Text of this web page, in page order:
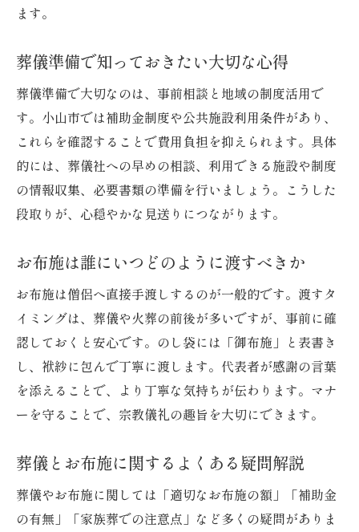
申請時に注意したい期限と条件の確認
お布施も含めた補助対象費用の範囲とは
葬儀と補助金で安心を得るためのポイント
お坊さんへのお布施で気をつけたいポイント
お坊さんへのお布施金額の決め方と相場
お布施の包み方や表書きマナーを解説
葬儀時におけるお坊さんとのやりとり注意
感謝を伝えるお布施の心構えと実践法
戒名料など追加費用との違いを理解する
トラブルを防ぐための事前確認ポイント
小山市で安心の葬儀準備と費用管理のコツ
葬儀費用の全体像とお布施予算の立て方
費用管理のための見積もりチェック方法
無理なく準備するための情報収集術
お布施費用も含む家計管理のポイント
予期せぬ出費を防ぐための事前対策
ます。
葬儀準備で知っておきたい大切な心得
葬儀準備で大切なのは、事前相談と地域の制度活用で
す。小山市では補助金制度や公共施設利用条件があり、
これらを確認することで費用負担を抑えられます。具体
的には、葬儀社への早めの相談、利用できる施設や制度
の情報収集、必要書類の準備を行いましょう。こうした
段取りが、心穏やかな見送りにつながります。
お布施は誰にいつどのように渡すべきか
お布施は僧侶へ直接手渡しするのが一般的です。渡すタ
イミングは、葬儀や火葬の前後が多いですが、事前に確
認しておくと安心です。のし袋には「御布施」と表書き
し、袱紗に包んで丁寧に渡します。代表者が感謝の言葉
を添えることで、より丁寧な気持ちが伝わります。マナ
ーを守ることで、宗教儀礼の趣旨を大切にできます。
葬儀とお布施に関するよくある疑問解説
葬儀やお布施に関しては「適切なお布施の額」「補助金
の有無」「家族葬での注意点」など多くの疑問がありま